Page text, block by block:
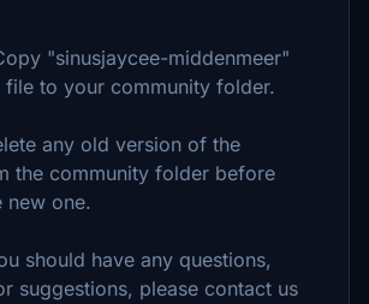
"sinusjaycee-middenmeer"
to your community folder.
any old version of the
the community folder before
new one.
should have any questions,
suggestions, please contact us